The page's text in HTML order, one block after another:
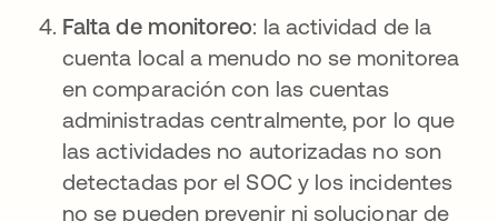
Falta de monitoreo: la actividad de la
cuenta local a menudo no se monitorea
en comparación con las cuentas
administradas centralmente, por lo que
las actividades no autorizadas no son
detectadas por el SOC y los incidentes
no se pueden prevenir ni solucionar de